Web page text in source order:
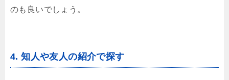
のも良いでしょう。
4. 知人や友人の紹介で探す